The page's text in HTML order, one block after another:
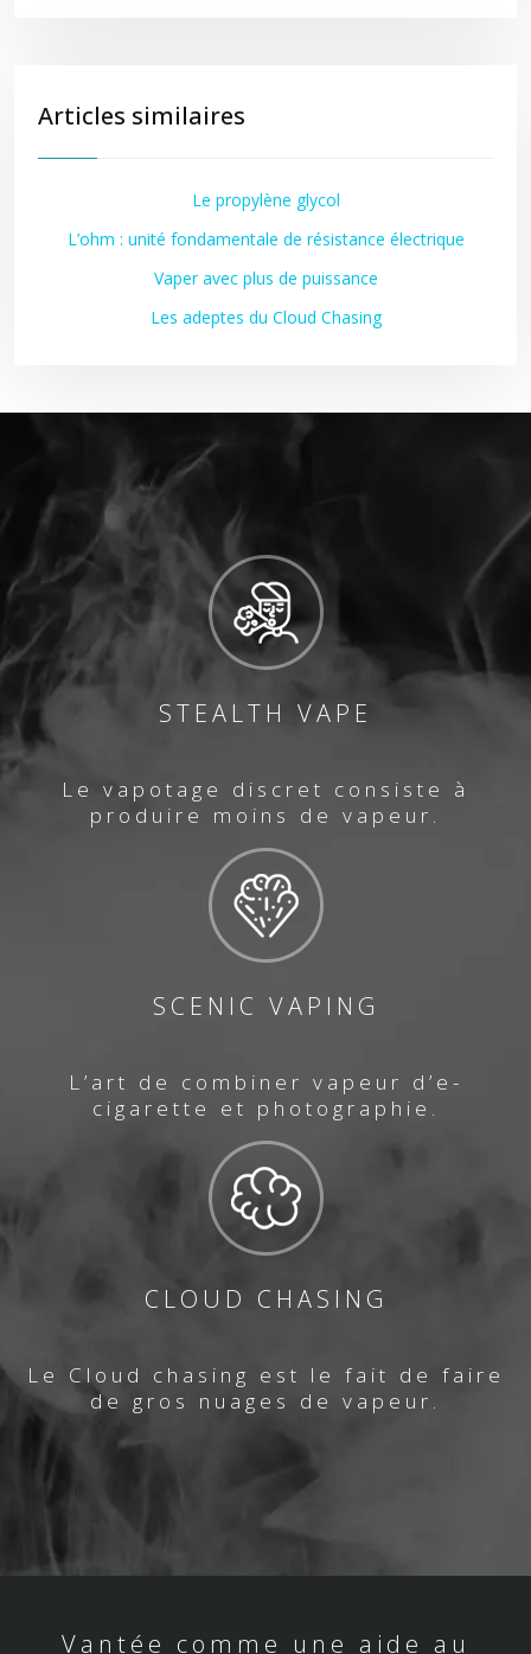
Articles similaires
Le propylène glycol
L’ohm : unité fondamentale de résistance électrique
Vaper avec plus de puissance
Les adeptes du Cloud Chasing
STEALTH VAPE
Le vapotage discret consiste à
produire moins de vapeur.
SCENIC VAPING
L’art de combiner vapeur d’e-
cigarette et photographie.
CLOUD CHASING
Le Cloud chasing est le fait de faire
de gros nuages de vapeur.
Vantée comme une aide au